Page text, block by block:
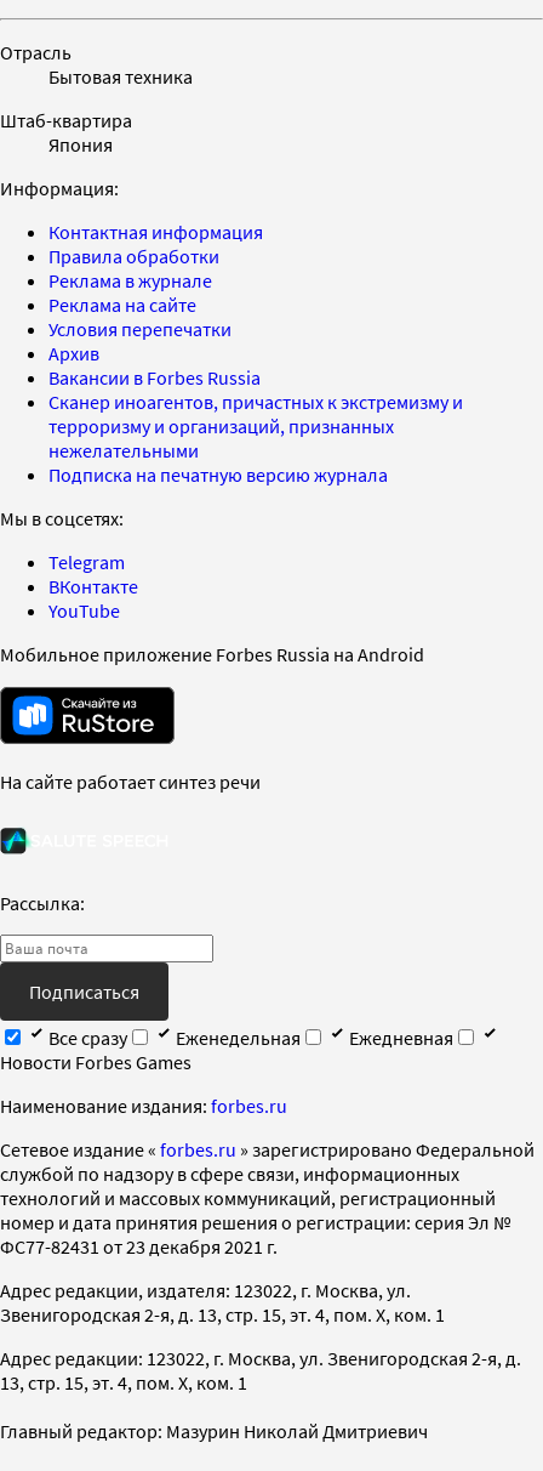
Отрасль
Бытовая техника
Штаб-квартира
Япония
Информация:
Контактная информация
Правила обработки
Реклама в журнале
Реклама на сайте
Условия перепечатки
Архив
Вакансии в Forbes Russia
Сканер иноагентов, причастных к экстремизму и
терроризму и организаций, признанных
нежелательными
Подписка на печатную версию журнала
Мы в соцсетях:
Telegram
ВКонтакте
YouTube
Мобильное приложение Forbes Russia на Android
На сайте работает синтез речи
Рассылка:
Подписаться
Все сразу
Еженедельная
Ежедневная
Новости Forbes Games
Наименование издания: forbes.ru
Cетевое издание « forbes.ru » зарегистрировано Федеральной
службой по надзору в сфере связи, информационных
технологий и массовых коммуникаций, регистрационный
номер и дата принятия решения о регистрации: серия Эл №
ФС77-82431 от 23 декабря 2021 г.
Адрес редакции, издателя: 123022, г. Москва, ул.
Звенигородская 2-я, д. 13, стр. 15, эт. 4, пом. X, ком. 1
Адрес редакции: 123022, г. Москва, ул. Звенигородская 2-я, д.
13, стр. 15, эт. 4, пом. X, ком. 1
Главный редактор: Мазурин Николай Дмитриевич